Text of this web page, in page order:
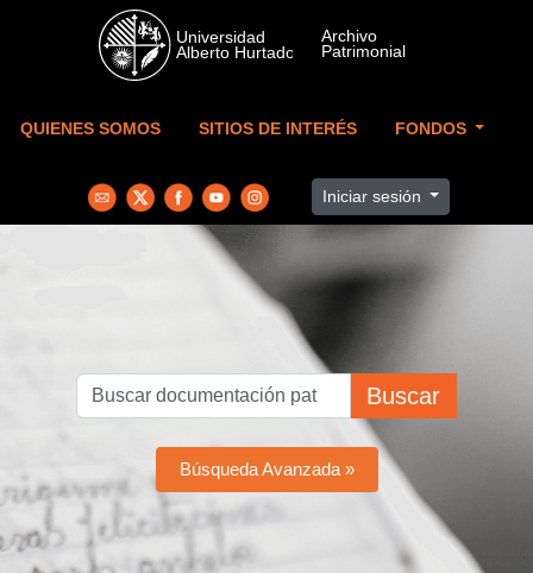
Skip to main content
QUIENES SOMOS SITIOS DE INTERÉS FONDOS
Iniciar sesión
Buscar
Búsqueda Avanzada »